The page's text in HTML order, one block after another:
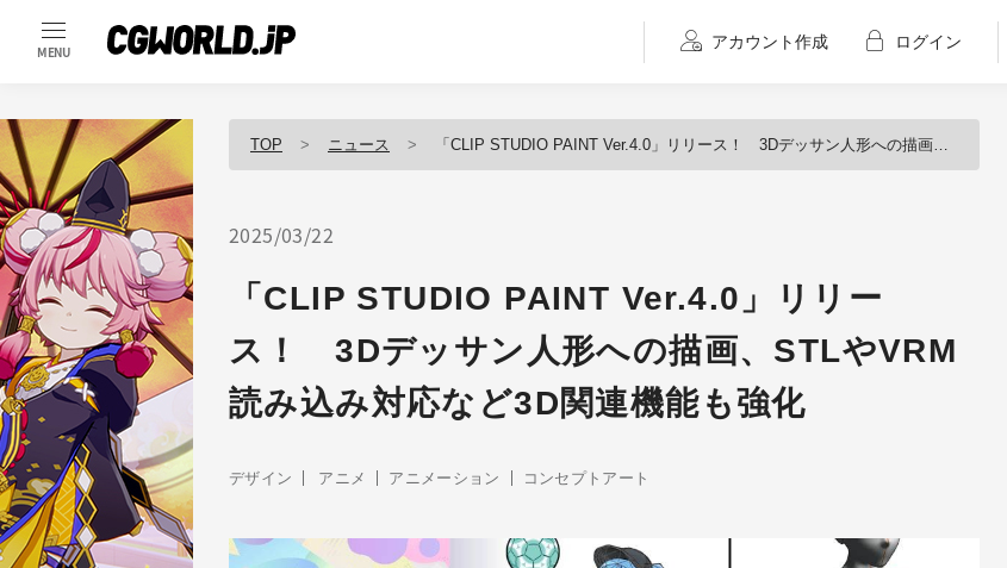
MENU
アカウント作成 ログイン
TOP ニュース 「CLIP STUDIO PAINT Ver.4.0」リリース！ 3Dデッサン人形への描画、STLやVRM読み込み対応など3D関連機能も強化
2025/03/22
「CLIP STUDIO PAINT Ver.4.0」リリー
ス！ 3Dデッサン人形への描画、STLやVRM
読み込み対応など3D関連機能も強化
デザイン アニメ アニメーション コンセプトアート